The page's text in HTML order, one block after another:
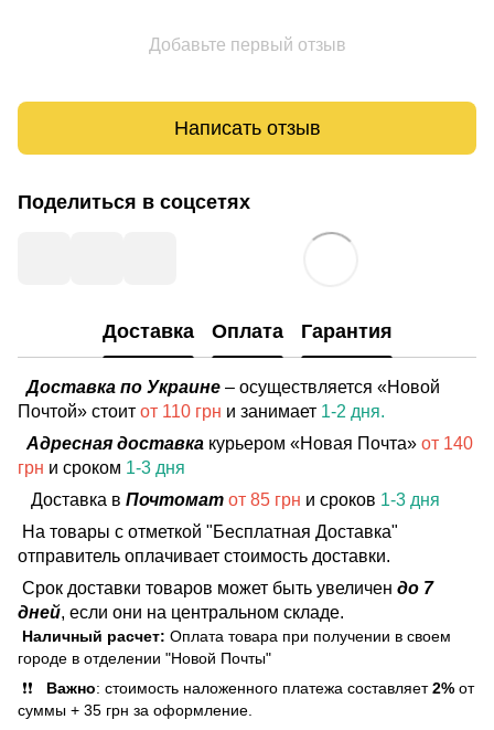
Добавьте первый отзыв
Написать отзыв
Поделиться в соцсетях
Доставка Оплата Гарантия
Доставка по Украине – осуществляется «Новой
Почтой» стоит от 110 грн и занимает 1-2 дня.
Адресная доставка курьером «Новая Почта» от 140
грн и сроком 1-3 дня
Доставка в Почтомат от 85 грн и сроков 1-3 дня
На товары с отметкой "Бесплатная Доставка"
отправитель оплачивает стоимость доставки.
Срок доставки товаров может быть увеличен до 7
дней, если они на центральном складе.
Наличный расчет: Оплата товара при получении в своем
городе в отделении "Новой Почты"
❗❗ Важно: стоимость наложенного платежа составляет2% от
суммы + 35 грн за оформление.